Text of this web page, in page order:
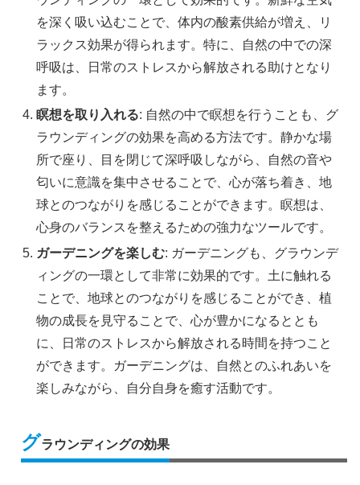
を深く吸い込むことで、体内の酸素供給が増え、リ
ラックス効果が得られます。特に、自然の中での深
呼吸は、日常のストレスから解放される助けとなり
ます。
瞑想を取り入れる: 自然の中で瞑想を行うことも、グ
ラウンディングの効果を高める方法です。静かな場
所で座り、目を閉じて深呼吸しながら、自然の音や
匂いに意識を集中させることで、心が落ち着き、地
球とのつながりを感じることができます。瞑想は、
心身のバランスを整えるための強力なツールです。
ガーデニングを楽しむ: ガーデニングも、グラウンデ
ィングの一環として非常に効果的です。土に触れる
ことで、地球とのつながりを感じることができ、植
物の成長を見守ることで、心が豊かになるととも
に、日常のストレスから解放される時間を持つこと
ができます。ガーデニングは、自然とのふれあいを
楽しみながら、自分自身を癒す活動です。
グラウンディングの効果